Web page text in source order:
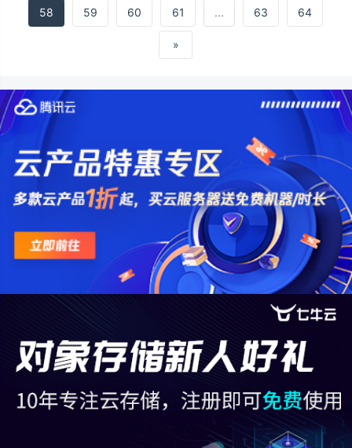
等。3. 游戏竞猜规则 - 详细描述游戏竞猜的
规则&#xf
58 59 60 61 ... 63 64
»